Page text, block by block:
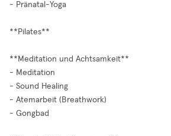
- Pränatal-Yoga
**Pilates**
**Meditation und Achtsamkeit**
- Meditation
- Sound Healing
- Atemarbeit (Breathwork)
- Gongbad